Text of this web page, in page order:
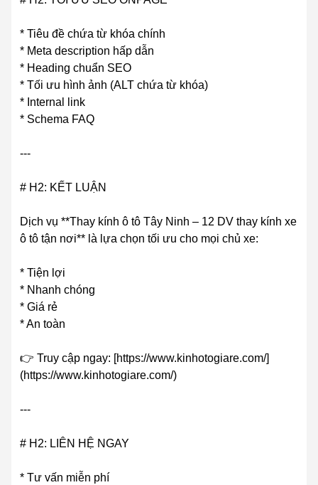
* Tiêu đề chứa từ khóa chính
* Meta description hấp dẫn
* Heading chuẩn SEO
* Tối ưu hình ảnh (ALT chứa từ khóa)
* Internal link
* Schema FAQ
---
# H2: KẾT LUẬN
Dịch vụ **Thay kính ô tô Tây Ninh – 12 DV thay kính xe
ô tô tận nơi** là lựa chọn tối ưu cho mọi chủ xe:
* Tiện lợi
* Nhanh chóng
* Giá rẻ
* An toàn
👉 Truy cập ngay: [https://www.kinhotogiare.com/]
(https://www.kinhotogiare.com/)
---
# H2: LIÊN HỆ NGAY
* Tư vấn miễn phí